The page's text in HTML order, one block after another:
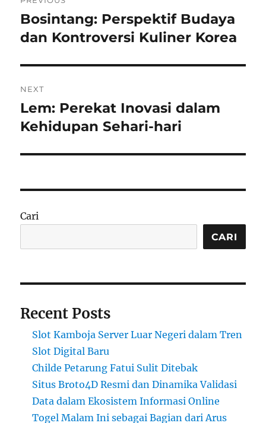
pos
Previous
post:
Bosintang: Perspektif Budaya
dan Kontroversi Kuliner Korea
NEXT
Next
post:
Lem: Perekat Inovasi dalam
Kehidupan Sehari-hari
Cari
CARI
Recent Posts
Slot Kamboja Server Luar Negeri dalam Tren
Slot Digital Baru
Childe Petarung Fatui Sulit Ditebak
Situs Broto4D Resmi dan Dinamika Validasi
Data dalam Ekosistem Informasi Online
Togel Malam Ini sebagai Bagian dari Arus